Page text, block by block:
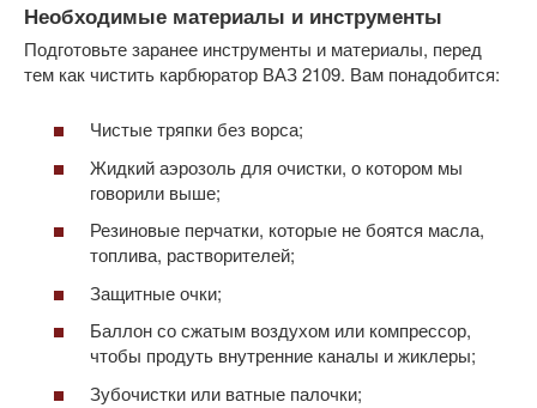
Необходимые материалы и инструменты
Подготовьте заранее инструменты и материалы, перед
тем как чистить карбюратор ВАЗ 2109. Вам понадобится:
Чистые тряпки без ворса;
Жидкий аэрозоль для очистки, о котором мы
говорили выше;
Резиновые перчатки, которые не боятся масла,
топлива, растворителей;
Защитные очки;
Баллон со сжатым воздухом или компрессор,
чтобы продуть внутренние каналы и жиклеры;
Зубочистки или ватные палочки;